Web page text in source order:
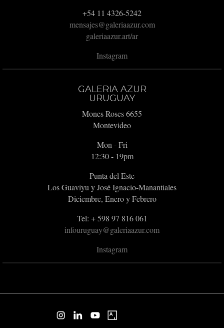
+54 11 4326-5242
mensajes@galeriaazur.com
galeriaazur.art/ar
Instagram
GALERIA AZUR
URUGUAY
Mones Roses 6655
Montevideo
Mon - Fri
12:30 - 19pm
Punta del Este
Los Guaviyu y José Ignacio-Manantiales
Diciembre, Enero y Febrero
Tel: + 598 97 816 061
infouruguay@galeriaazur.com
Instagram